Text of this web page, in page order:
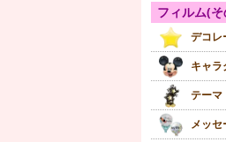
フィルム(
デコレ
キャラ
テーマ
メッセ